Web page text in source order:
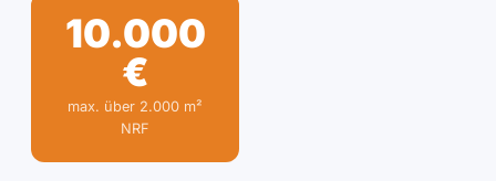
10.000
€
max. über 2.000 m²
NRF